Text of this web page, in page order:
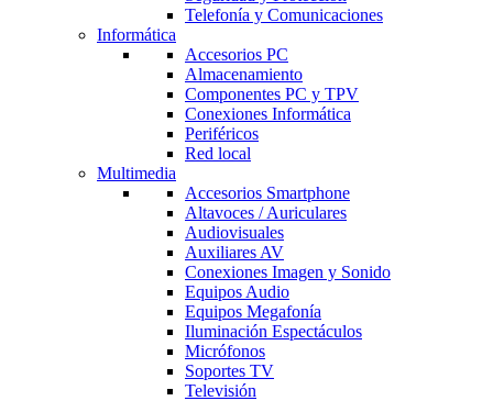
Telefonía y Comunicaciones
Informática
Accesorios PC
Almacenamiento
Componentes PC y TPV
Conexiones Informática
Periféricos
Red local
Multimedia
Accesorios Smartphone
Altavoces / Auriculares
Audiovisuales
Auxiliares AV
Conexiones Imagen y Sonido
Equipos Audio
Equipos Megafonía
Iluminación Espectáculos
Micrófonos
Soportes TV
Televisión